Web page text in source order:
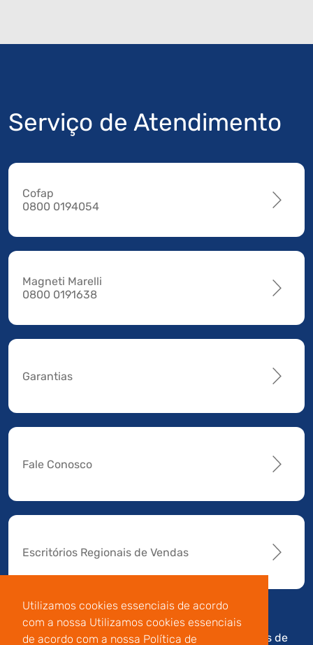
Utilizamos cookies essenciais de acordo
com a nossa Utilizamos cookies essenciais
de acordo com a nossa Política de
Serviço de Atendimento
Cofap
0800 0194054
Magneti Marelli
0800 0191638
Garantias
Fale Conosco
Escritórios Regionais de Vendas
Av. Manoel da Nóbrega,
Termos de
Código de